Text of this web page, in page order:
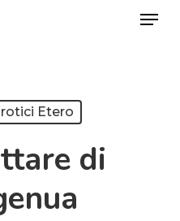
Menu
Etero
di